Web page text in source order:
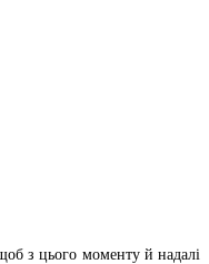
з цього моменту й надалі